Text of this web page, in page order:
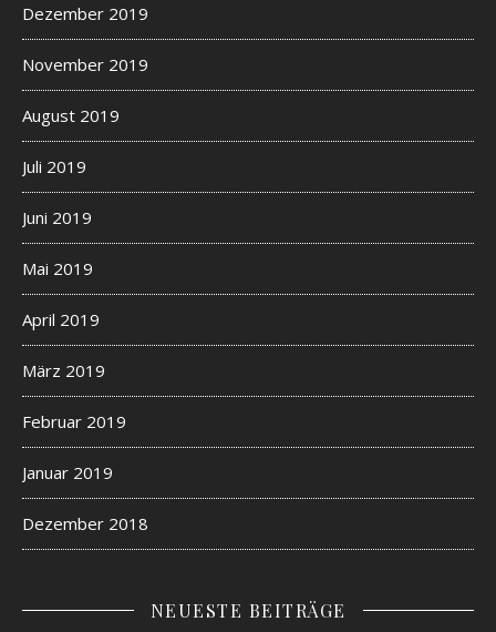
Dezember 2019
November 2019
August 2019
Juli 2019
Juni 2019
Mai 2019
April 2019
März 2019
Februar 2019
Januar 2019
Dezember 2018
NEUESTE BEITRÄGE